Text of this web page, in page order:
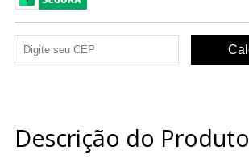
Descrição do Produto